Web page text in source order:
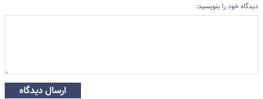
دیدگاه خود را بنویسید:
ارسال دیدگاه